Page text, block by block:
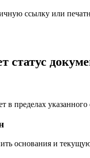
ссылку или
статус
в пределах указанного
основания и